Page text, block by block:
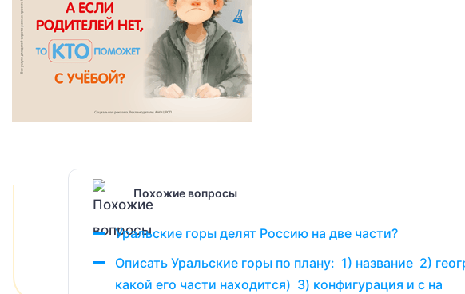
Похожие вопросы
Уральские горы делят Россию на две части?
Описать Уральские горы по плану: 1) название 2)
какой его части находится) 3) конфигурация и с на